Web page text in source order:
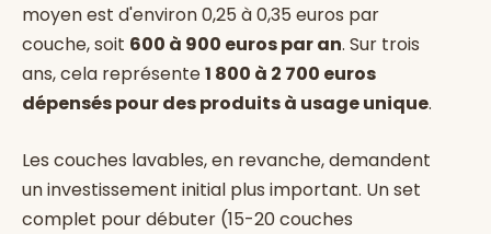
moyen est d'environ 0,25 à 0,35 euros par
couche, soit 600 à 900 euros par an. Sur trois
ans, cela représente1 800 à 2 700 euros
dépensés pour des produits à usage unique.
Les couches lavables, en revanche, demandent
un investissement initial plus important. Un set
complet pour débuter (15-20 couches